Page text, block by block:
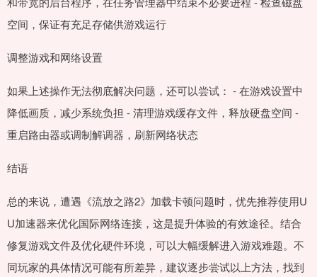
空间，保证有充足存储供游戏运行
调整游戏和网络设置
如果上述操作无法彻底解决问题，还可以尝试： - 在游戏设置中
降低画质，减少系统负担 - 清理游戏缓存文件，释放硬盘空间 -
重启路由器或调制解调器，刷新网络状态
结语
总的来说，遭遇《流放之路2》加载卡顿问题时，优先推荐使用U
U加速器来优化国际网络连接，这是提升体验的有效途径。结合
修复游戏文件及优化硬件环境，可以大幅缓解进入游戏难题。不
同玩家的具体情况可能有所差异，建议逐步尝试以上方法，找到